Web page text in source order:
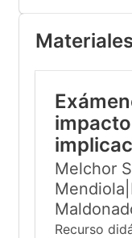
Melchor
Recurso